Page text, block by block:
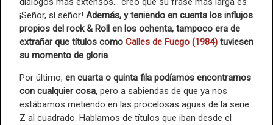
¡Señor, sí señor! Además, y teniendo en cuenta los influjos
propios del rock & Roll en los ochenta, tampoco era de
extrañar que títulos como Calles de Fuego (1984) tuviesen
su momento de gloria.
Por último, en cuarta o quinta fila podíamos encontrarnos
con cualquier cosa, pero a sabiendas de que ya nos
estábamos metiendo en las procelosas aguas de la serie
Z al cuadrado. Hablamos de títulos que iban desde el